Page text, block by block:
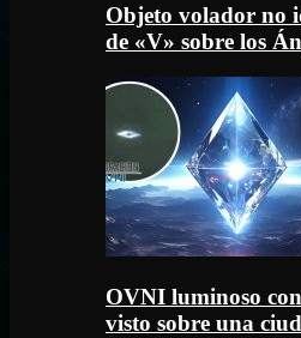
Objeto volador no
de «V» sobre los
OVNI luminoso
visto sobre una